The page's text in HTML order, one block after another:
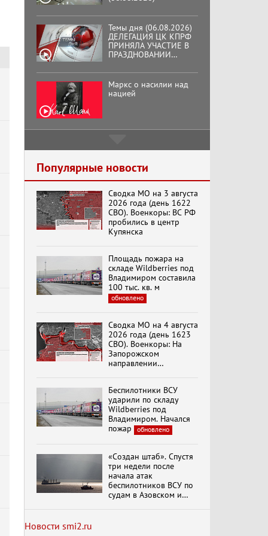
Темы дня (06.08.2026)
ДЕЛЕГАЦИЯ ЦК КПРФ
ПРИНЯЛА УЧАСТИЕ В
ПРАЗДНОВАНИИ
ТРЕТЬЕЙ ГОДОВЩИНЫ
ОСВОБОЖДЕНИЯ ОРЛА
ОТ НЕМЕЦКО-
ФАШИСТСКИХ
Маркс о насилии над
нацией
кооператор
Хук слева:
«Додоговаривались...»
(11.06.2026)
Бренды Советской
эпохи "Гжель"
«Изменимся или
вымрем»
К ГРАЖДАНАМ
Г.А. Зюганова,
Председателя ЦК
КПРФ Руководителя
фракции КПРФ в
Государственной Думе
РФ (28.07.2026)
Документальный
фильм "Империализм и
Бить смелее!
В.Баранец, В.Дандыкин,
А.Матвийчук, К.Сивков
Популярные новости
Сводка МО на 3 августа
2026 года (день 1622
СВО). Военкоры: ВС РФ
пробились в центр
Купянска
Площадь пожара на
складе Wildberries под
Владимиром составила
100 тыс. кв. м
обновлено
Сводка МО на 4 августа
2026 года (день 1623
СВО). Военкоры: На
Запорожском
направлении
Степногорска
Беспилотники ВСУ
ударили по складу
Wildberries под
Владимиром. Начался
пожар
обновлено
«Создан штаб». Спустя
три недели после
начала атак
беспилотников ВСУ по
судам в Азовском и
Новости smi2.ru